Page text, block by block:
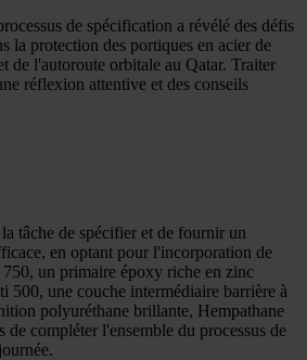
de spécification a révélé des défis
la protection des portiques en acier de
de l'autoroute orbitale au Qatar. Traiter
réflexion attentive et des conseils
tâche de spécifier et de fournir un
en optant pour l'incorporation de
un primaire époxy riche en zinc
500, une couche intermédiaire barrière à
polyuréthane brillante, Hempathane
compléter l'ensemble du processus de